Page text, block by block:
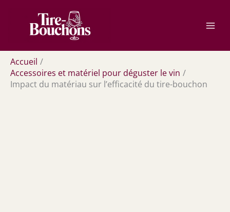
contenu
Accueil
Accessoires et matériel pour déguster le vin
Impact du matériau sur l’efficacité du tire-bouchon